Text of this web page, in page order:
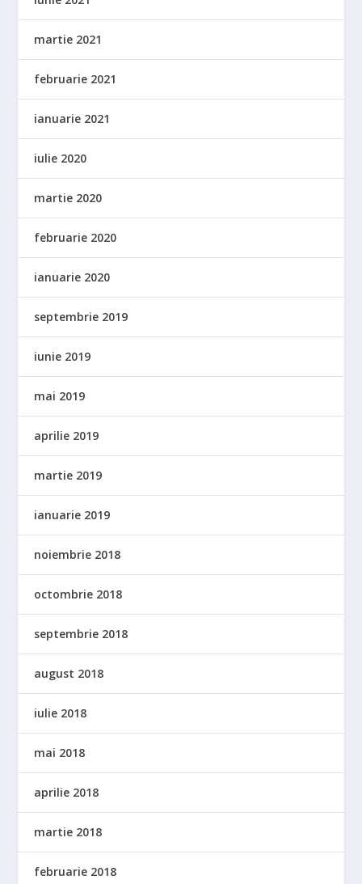
martie 2021
februarie 2021
ianuarie 2021
iulie 2020
martie 2020
februarie 2020
ianuarie 2020
septembrie 2019
iunie 2019
mai 2019
aprilie 2019
martie 2019
ianuarie 2019
noiembrie 2018
octombrie 2018
septembrie 2018
august 2018
iulie 2018
mai 2018
aprilie 2018
martie 2018
februarie 2018